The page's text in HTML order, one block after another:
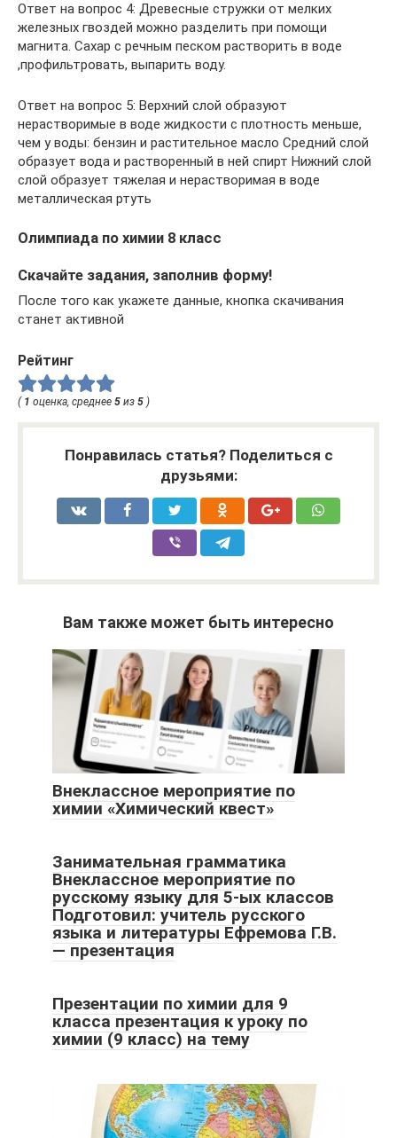
Ответ на вопрос 4: Древесные стружки от мелких
железных гвоздей можно разделить при помощи
магнита. Сахар с речным песком растворить в воде
,профильтровать, выпарить воду.
Ответ на вопрос 5: Верхний слой образуют
нерастворимые в воде жидкости с плотность меньше,
чем у воды: бензин и растительное масло Средний слой
образует вода и растворенный в ней спирт Нижний слой
слой образует тяжелая и нерастворимая в воде
металлическая ртуть
Олимпиада по химии 8 класс
Скачайте задания, заполнив форму!
После того как укажете данные, кнопка скачивания
станет активной
Рейтинг
( 1 оценка, среднее 5 из 5 )
Понравилась статья? Поделиться с
друзьями:
Вам также может быть интересно
Внеклассное мероприятие по
химии «Химический квест»
Занимательная грамматика
Внеклассное мероприятие по
русскому языку для 5-ых классов
Подготовил: учитель русского
языка и литературы Ефремова Г.В.
— презентация
Презентации по химии для 9
класса презентация к уроку по
химии (9 класс) на тему